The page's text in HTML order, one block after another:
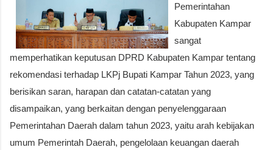
Pemerintahan
Kabupaten Kampar
sangat
memperhatikan keputusan DPRD Kabupaten Kampar tentang
rekomendasi terhadap LKPj Bupati Kampar Tahun 2023, yang
berisikan saran, harapan dan catatan-catatan yang
disampaikan, yang berkaitan dengan penyelenggaraan
Pemerintahan Daerah dalam tahun 2023, yaitu arah kebijakan
umum Pemerintah Daerah, pengelolaan keuangan daerah